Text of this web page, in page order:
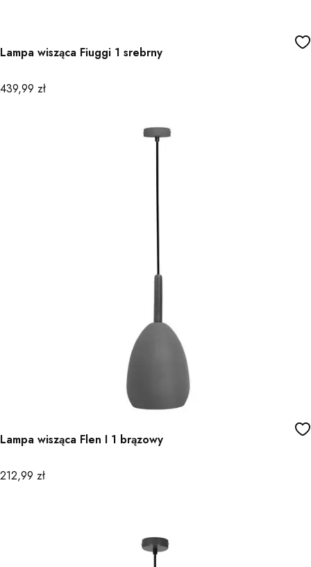
Lampa wisząca Fiuggi 1 srebrny
Cena
439,99 zł
Lampa wisząca Flen I 1 brązowy
Cena
212,99 zł